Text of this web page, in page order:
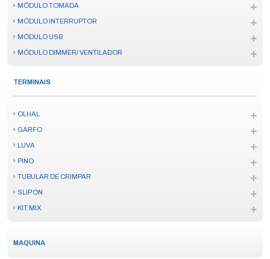
MÓDULO TOMADA
MÓDULO INTERRUPTOR
MÓDULO USB
MÓDULO DIMMER/ VENTILADOR
TERMINAIS
OLHAL
GARFO
LUVA
PINO
TUBULAR DE CRIMPAR
SLIP ON
KIT MIX
MAQUINA